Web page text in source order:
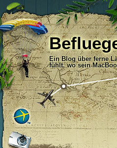
Ein Blog über ferne
fühlt, wo sein